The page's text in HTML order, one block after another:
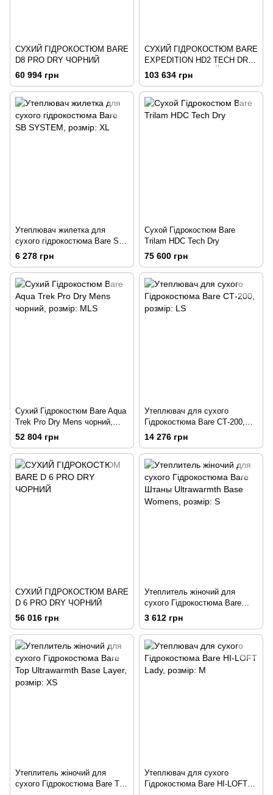
СУХИЙ ГІДРОКОСТЮМ BARE
D8 PRO DRY ЧОРНИЙ
60 994 грн
СУХИЙ ГІДРОКОСТЮМ BARE
EXPEDITION HD2 TECH DRY
ЧОРНО/ЧЕРВОНИЙ
103 634 грн
Утеплювач жилетка для
сухого гідрокостюма Bare SB
SYSTEM, розмір: XL
6 278 грн
Сухой Гідрокостюм Bare
Trilam HDC Tech Dry
75 600 грн
Сухий Гідрокостюм Bare Aqua
Trek Pro Dry Mens чорний,
розмір: MLS
52 804 грн
Утеплювач для сухого
Гідрокостюма Bare CТ-200,
розмір: LS
14 276 грн
СУХИЙ ГІДРОКОСТЮМ BARE
D 6 PRO DRY ЧОРНИЙ
56 016 грн
Утеплитель жіночий для
сухого Гідрокостюма Bare
Штаны Ultrawarmth Base
Womens, розмір: S
3 612 грн
Утеплитель жіночий для
сухого Гідрокостюма Bare Top
Утеплювач для сухого
Гідрокостюма Bare HI-LOFT